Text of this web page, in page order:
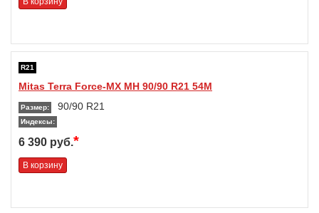
R21
Mitas Terra Force-MX MH 90/90 R21 54M
Размер: 90/90 R21
Индексы:
6 390 руб.*
В корзину